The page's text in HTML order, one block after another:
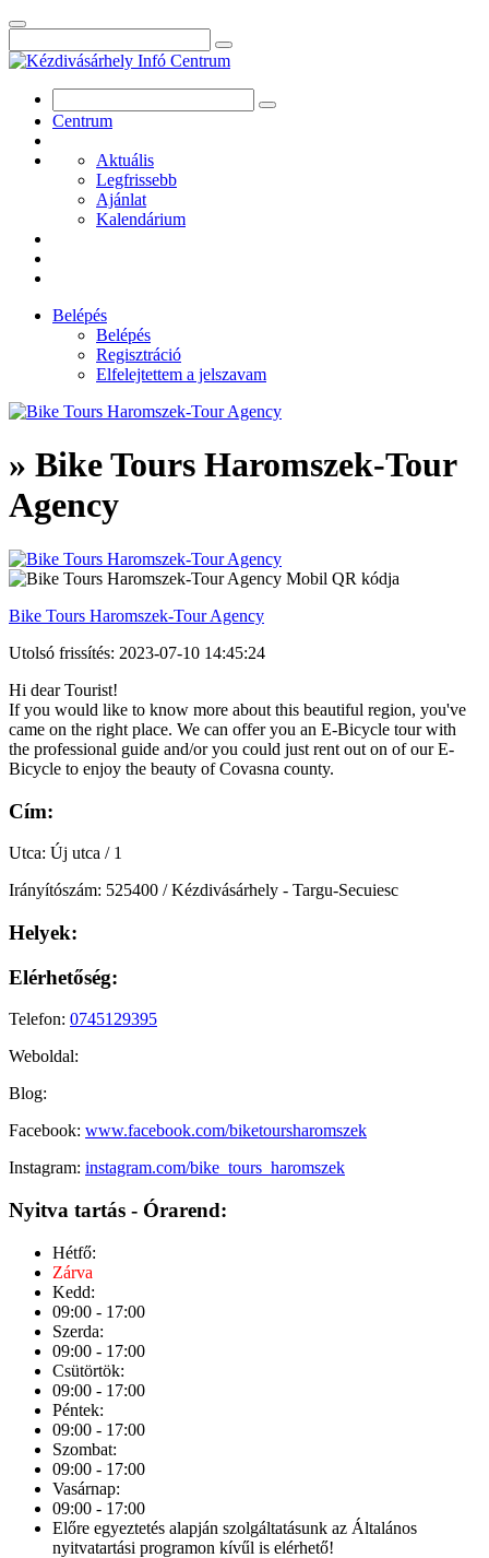
Centrum
Aktuális
Legfrissebb
Ajánlat
Kalendárium
Belépés
Belépés
Regisztráció
Elfelejtettem a jelszavam
» Bike Tours Haromszek-Tour
Agency
Bike Tours Haromszek-Tour Agency
Utolsó frissítés: 2023-07-10 14:45:24
Hi dear Tourist!
If you would like to know more about this beautiful region, you've
came on the right place. We can offer you an E-Bicycle tour with
the professional guide and/or you could just rent out on of our E-
Bicycle to enjoy the beauty of Covasna county.
Cím:
Utca: Új utca / 1
Irányítószám: 525400 / Kézdivásárhely - Targu-Secuiesc
Helyek:
Elérhetőség:
Telefon: 0745129395
Weboldal:
Blog:
Facebook: www.facebook.com/biketoursharomszek
Instagram: instagram.com/bike_tours_haromszek
Nyitva tartás - Órarend:
Hétfő:
Zárva
Kedd:
09:00 - 17:00
Szerda:
09:00 - 17:00
Csütörtök:
09:00 - 17:00
Péntek:
09:00 - 17:00
Szombat:
09:00 - 17:00
Vasárnap:
09:00 - 17:00
Előre egyeztetés alapján szolgáltatásunk az Általános
nyitvatartási programon kívűl is elérhető!